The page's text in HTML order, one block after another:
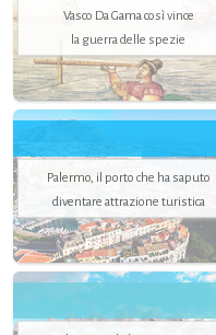
Vasco Da Gama così vince
la guerra delle spezie
Palermo, il porto che ha saputo
diventare attrazione turistica